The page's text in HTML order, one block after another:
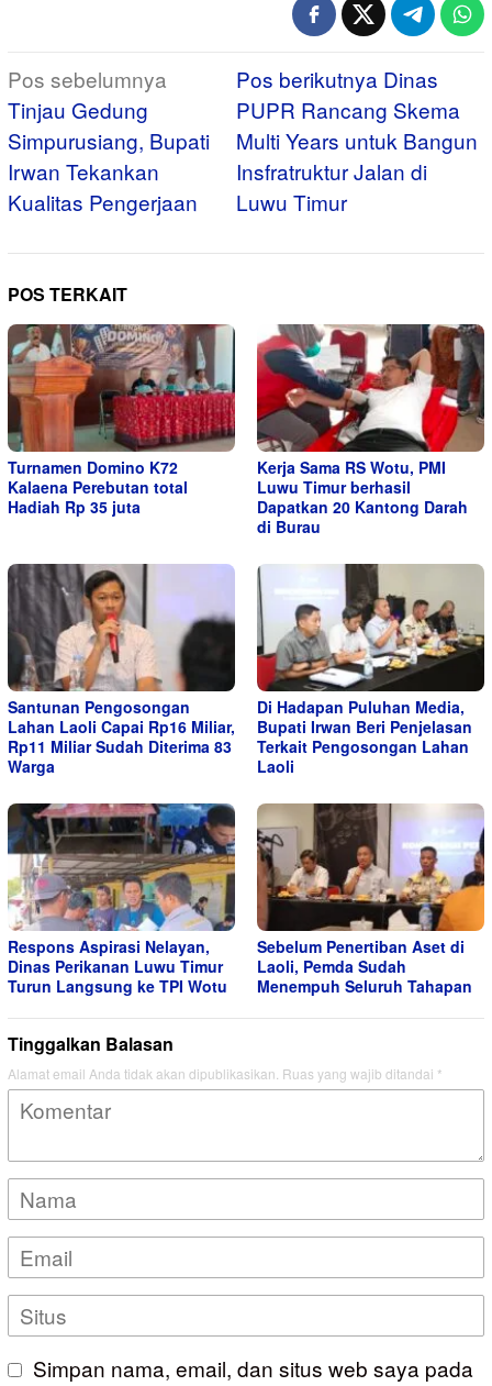
Navigasi
pos
Pos sebelumnya
Tinjau Gedung
Simpurusiang, Bupati
Irwan Tekankan
Kualitas Pengerjaan
Pos berikutnya Dinas
PUPR Rancang Skema
Multi Years untuk Bangun
Insfratruktur Jalan di
Luwu Timur
POS TERKAIT
Turnamen Domino K72
Kalaena Perebutan total
Hadiah Rp 35 juta
Kerja Sama RS Wotu, PMI
Luwu Timur berhasil
Dapatkan 20 Kantong Darah
di Burau
Santunan Pengosongan
Lahan Laoli Capai Rp16 Miliar,
Rp11 Miliar Sudah Diterima 83
Warga
Di Hadapan Puluhan Media,
Bupati Irwan Beri Penjelasan
Terkait Pengosongan Lahan
Laoli
Respons Aspirasi Nelayan,
Dinas Perikanan Luwu Timur
Turun Langsung ke TPI Wotu
Sebelum Penertiban Aset di
Laoli, Pemda Sudah
Menempuh Seluruh Tahapan
Tinggalkan Balasan
Alamat email Anda tidak akan dipublikasikan. Ruas yang wajib ditandai *
Simpan nama, email, dan situs web saya pada